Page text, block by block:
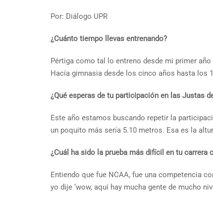
Por: Diálogo UPR
¿Cuánto tiempo llevas entrenando?
Pértiga como tal lo entreno desde mi primer
Hacía gimnasia desde los cinco años hasta los
¿Qué esperas de tu participación en las Justas
Este año estamos buscando repetir la
un poquito más sería 5.10 metros. Esa es la
¿Cuál ha sido la prueba más difícil en tu carrera
Entiendo que fue NCAA, fue una competencia
yo dije ‘wow, aquí hay mucha gente de mucho